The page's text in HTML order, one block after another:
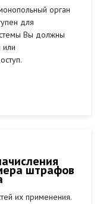
орган
для
Вы должны
или
штрафов
их применения.